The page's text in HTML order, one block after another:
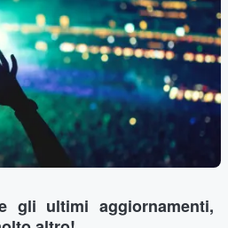
gli ultimi aggiornamenti,